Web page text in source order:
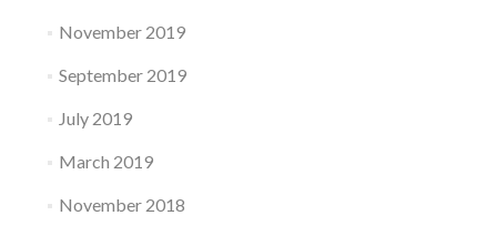
November 2019
September 2019
July 2019
March 2019
November 2018